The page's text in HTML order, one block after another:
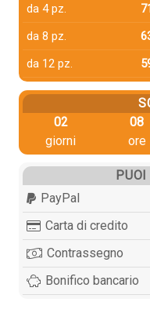
da 4 pz.
da 8 pz.
da 12 pz.
02
giorni
08
ore
PUOI
PayPal
Carta di credito
Contrassegno
Bonifico bancario